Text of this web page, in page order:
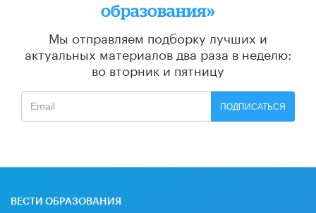
образования»
Мы отправляем подборку лучших и
актуальных материалов два раза в неделю:
во вторник и пятницу
ПОДПИСАТЬСЯ
ВЕСТИ ОБРАЗОВАНИЯ